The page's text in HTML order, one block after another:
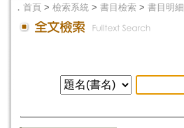
． 首頁 > 檢索系統 > 書目檢索 > 書目明細